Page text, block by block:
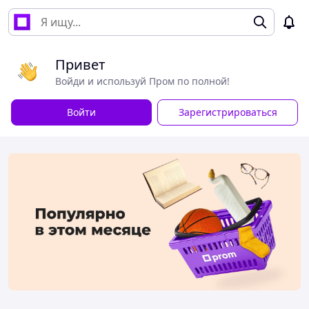
Привет
Войди и используй Пром по полной!
Войти Зарегистрироваться